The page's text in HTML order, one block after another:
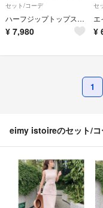
セット/コーデ
ハーフジップトップスストレートスカートSETUP （BROWN）
¥ 7,980
セ
¥
1
eimy istoireのセット/コ